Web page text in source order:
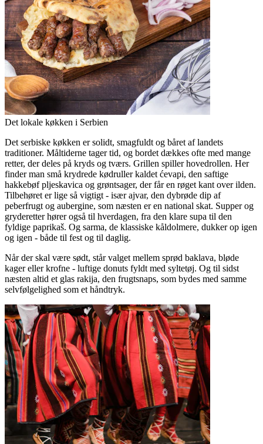
Det lokale køkken i Serbien
Det serbiske køkken er solidt, smagfuldt og båret af landets
traditioner. Måltiderne tager tid, og bordet dækkes ofte med mange
retter, der deles på kryds og tværs. Grillen spiller hovedrollen. Her
finder man små krydrede kødruller kaldet ćevapi, den saftige
hakkebøf pljeskavica og grøntsager, der får en røget kant over ilden.
Tilbehøret er lige så vigtigt - især ajvar, den dybrøde dip af
peberfrugt og aubergine, som næsten er en national skat. Supper og
gryderetter hører også til hverdagen, fra den klare supa til den
fyldige paprikaš. Og sarma, de klassiske kåldolmere, dukker op igen
og igen - både til fest og til daglig.
Når der skal være sødt, står valget mellem sprød baklava, bløde
kager eller krofne - luftige donuts fyldt med syltetøj. Og til sidst
næsten altid et glas rakija, den frugtsnaps, som bydes med samme
selvfølgelighed som et håndtryk.